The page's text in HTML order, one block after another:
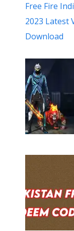
Free Fire
2023 Latest
Download